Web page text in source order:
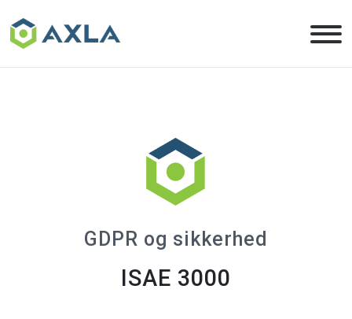
the
content
GDPR og sikkerhed
ISAE 3000